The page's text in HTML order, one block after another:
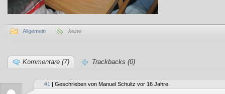
Allgemein keine
Kommentare (7) Trackbacks (0)
#1 | Geschrieben von Manuel Schultz vor 16 Jahre.